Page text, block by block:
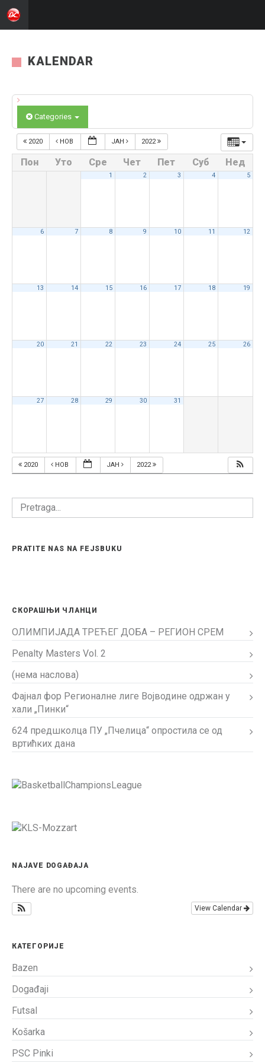
KALENDAR
Categories
2020 НОВ ЈАН 2022
Пон Уто Сре Чет Пет Суб Нед
1 2 3 4 5
6 7 8 9 10 11 12
13 14 15 16 17 18 19
20 21 22 23 24 25 26
27 28 29 30 31
2020 НОВ ЈАН 2022
PRATITE NAS NA FEJSBUKU
СКОРАШЊИ ЧЛАНЦИ
ОЛИМПИЈАДА ТРЕЋЕГ ДОБА – РЕГИОН СРЕМ
Penalty Masters Vol. 2
(нема наслова)
Фајнал фор Регионалне лиге Војводине одржан у
хали „Пинки“
624 предшколца ПУ „Пчелица“ опростила се од
вртићких дана
NAJAVE DOGAĐAJA
There are no upcoming events.
View Calendar
КАТЕГОРИЈЕ
Bazen
Događaji
Futsal
Košarka
PSC Pinki